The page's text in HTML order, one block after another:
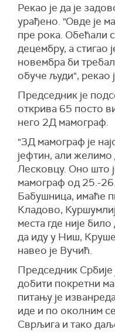
Рекао је да је
урађено. "Овде је
пре рока. Обећали
децембру, а стигао
новембра би
обуче људи", рекао
Председник је
открива 65 посто
него 2Д мамограф.
"3Д мамограф је
јефтин, али желимо
Лесковцу. Оно што
мамограф од 25.-
Бабушница, имаће
Кладово,
места где није
да иду у Ниш,
навео је Вучић.
Председник Србије
добити покретни
питању је
иде и по околним
Сврљига и тако